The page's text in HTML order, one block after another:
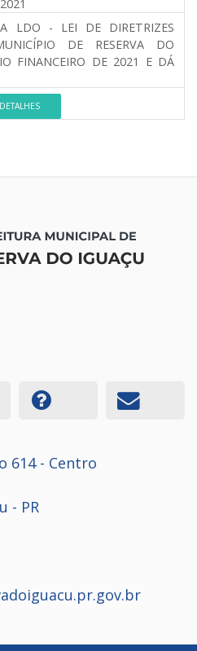
LDO - LEI DE DIRETRIZES
DE RESERVA DO
FINANCEIRO DE 2021 E DÁ
DETALHES
614 - Centro
- PR